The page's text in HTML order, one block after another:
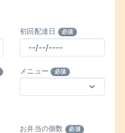
初回配達日 必須
メニュー 必須
お弁当の個数 必須